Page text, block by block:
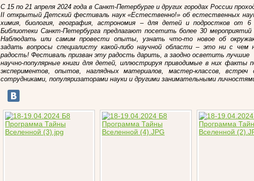
С 15 по 21 апреля 2024 года в Санкт-Петербурге и других городах России
II открытый Детский фестиваль наук «Естественно!» об естественных
химия, биология, география, астрономия – для детей и подростков от
Библиотеки Санкт-Петербурга предлагают посетить более 30 мероприятий
Наблюдать или самим провести опыты, узнать что-то новое об
задать вопросы специалисту какой-либо научной области – это ни с чем
радость! Фестиваль призван эту радость дарить, а заодно осветить лучшие
научно-популярные книги для детей, иллюстрируя приводимые в них факты
экспериментов, опытов, наглядных материалов, мастер-классов, встреч
сотрудниками, популяризаторами науки и другими занимательными